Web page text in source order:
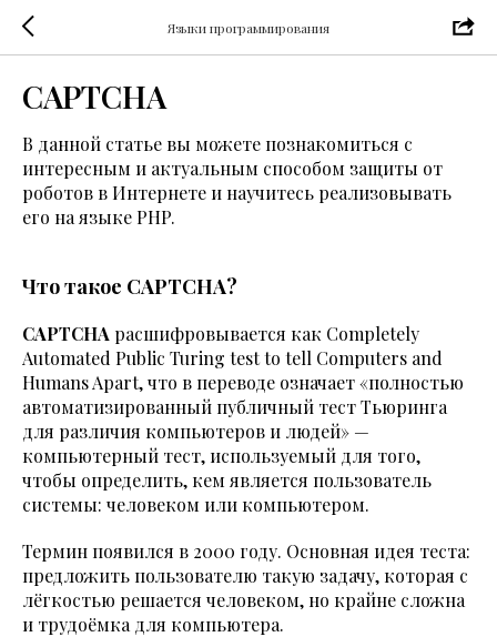
Языки программирования
CAPTCHA
В данной статье вы можете познакомиться с
интересным и актуальным способом защиты от
роботов в Интернете и научитесь реализовывать
его на языке PHP.
Что такое CAPTCHA?
CAPTCHA расшифровывается как Completely
Automated Public Turing test to tell Computers and
Humans Apart, что в переводе означает «полностью
автоматизированный публичный тест Тьюринга
для различия компьютеров и людей» —
компьютерный тест, используемый для того,
чтобы определить, кем является пользователь
системы: человеком или компьютером.
Термин появился в 2000 году. Основная идея теста:
предложить пользователю такую задачу, которая с
лёгкостью решается человеком, но крайне сложна
и трудоёмка для компьютера.